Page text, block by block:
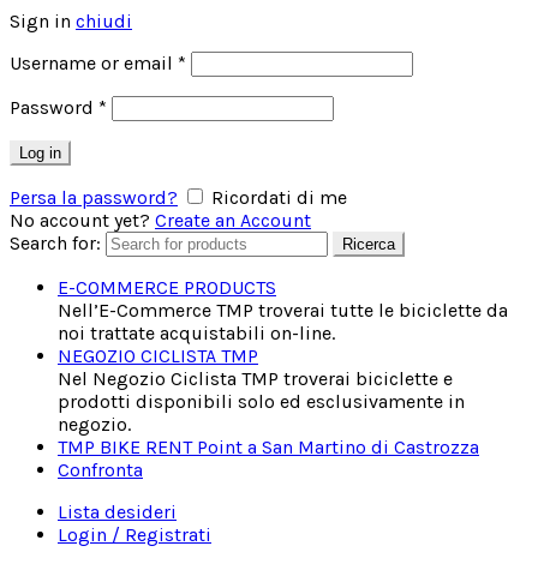
Sign in chiudi
Username or email *
Password *
Log in
Persa la password?
Ricordati di me
No account yet? Create an Account
Search for:
Ricerca
E-COMMERCE PRODUCTS
Nell’E-Commerce TMP troverai tutte le biciclette da
noi trattate acquistabili on-line.
NEGOZIO CICLISTA TMP
Nel Negozio Ciclista TMP troverai biciclette e
prodotti disponibili solo ed esclusivamente in
negozio.
TMP BIKE RENT Point a San Martino di Castrozza
Confronta
Lista desideri
Login / Registrati